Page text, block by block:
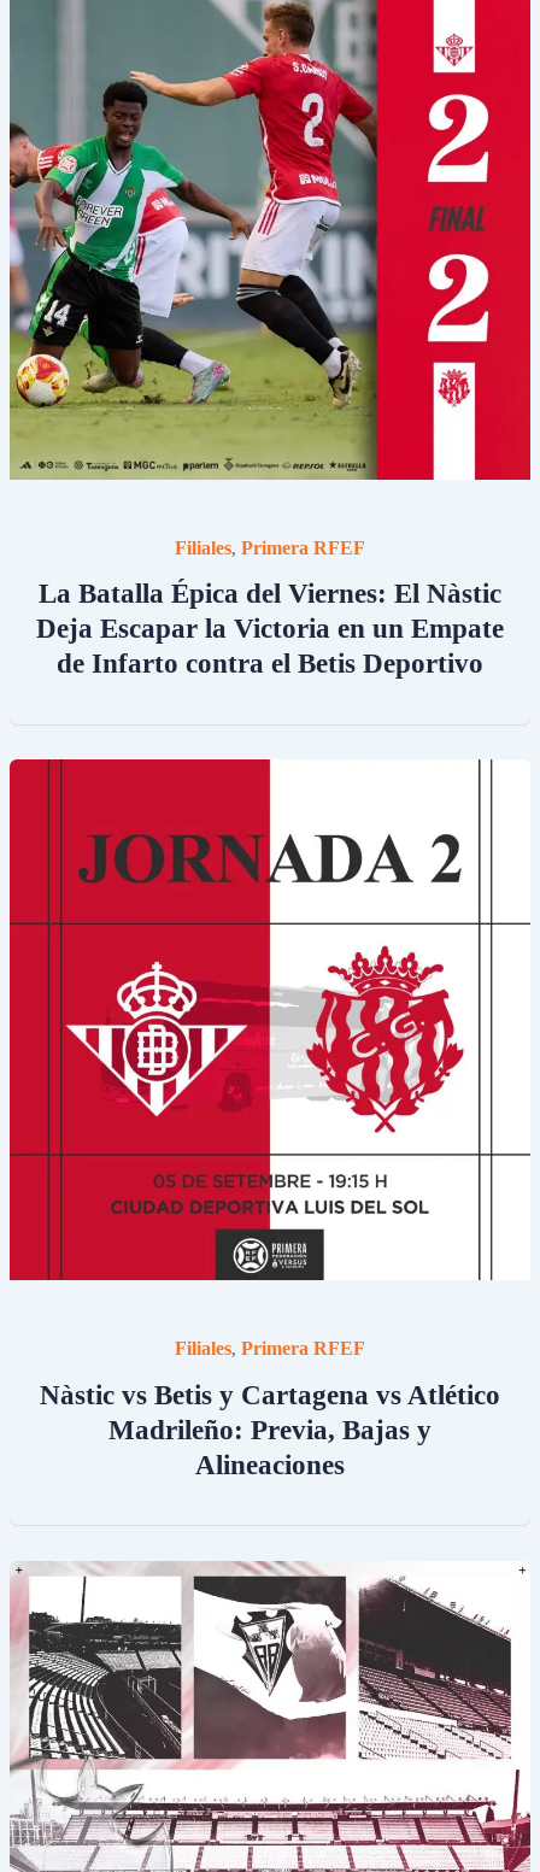
Filiales, Primera RFEF
La Batalla Épica del Viernes: El Nàstic
Deja Escapar la Victoria en un Empate
de Infarto contra el Betis Deportivo
Filiales, Primera RFEF
Nàstic vs Betis y Cartagena vs Atlético
Madrileño: Previa, Bajas y
Alineaciones